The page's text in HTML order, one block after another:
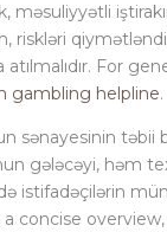
məsuliyyətli
riskləri
atılmalıdır. For
gambling helpline.
sənayesinin təbii
gələcəyi, həm
istifadəçilərin
concise